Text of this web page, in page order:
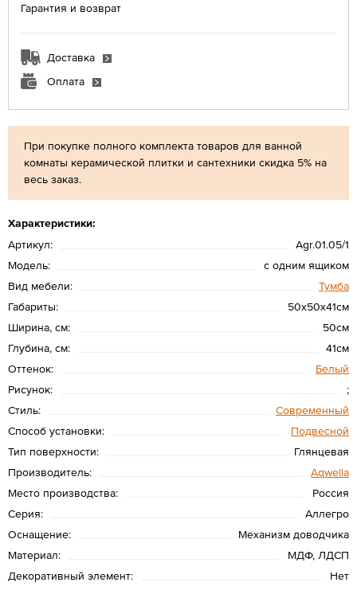
При покупке полного комплекта товаров для ванной
комнаты керамической плитки и сантехники скидка 5% на
весь заказ.
Характеристики:
Артикул:
Agr.01.05/1
Модель:
с одним ящиком
Вид мебели:
Тумба
Габариты:
50х50х41см
Ширина, см:
50см
Глубина, см:
41см
Оттенок:
Белый
Рисунок:
;
Стиль:
Современный
Способ установки:
Подвесной
Тип поверхности:
Глянцевая
Производитель:
Aqwella
Место производства:
Россия
Серия:
Аллегро
Оснащение:
Механизм доводчика
Материал:
МДФ, ЛДСП
Декоративный элемент:
Нет
Гарантия и возврат
Доставка
Оплата